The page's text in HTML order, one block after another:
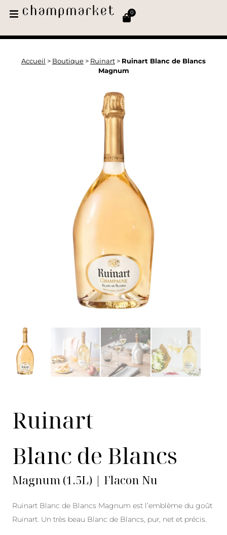
0
Accueil > Boutique > Ruinart > Ruinart Blanc de Blancs
Magnum
Ruinart
Blanc de Blancs
Magnum (1.5L) | Flacon Nu
Ruinart Blanc de Blancs Magnum est l’emblème du goût
Ruinart. Un très beau Blanc de Blancs, pur, net et précis.